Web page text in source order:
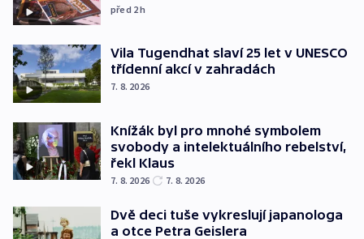
před 2h
Vila Tugendhat slaví 25 let v UNESCO
třídenní akcí v zahradách
7. 8. 2026
Knížák byl pro mnohé symbolem
svobody a intelektuálního rebelství,
řekl Klaus
7. 8. 2026 7. 8. 2026
Dvě deci tuše vykreslují japanologa
a otce Petra Geislera